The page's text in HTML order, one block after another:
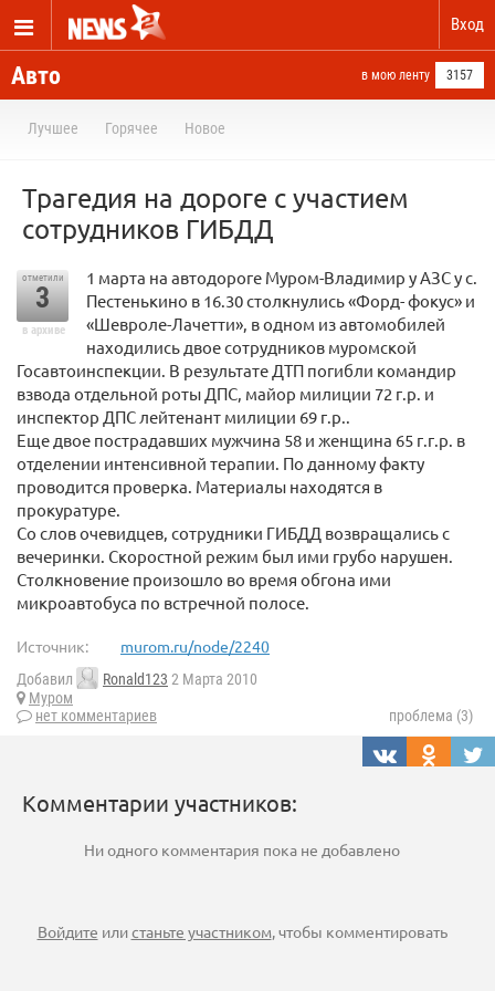
Вход
Авто в мою ленту 3157
Лучшее Горячее Новое
Трагедия на дороге с участием
сотрудников ГИБДД
отметили
3
в архиве
1 марта на автодороге Муром-Владимир у АЗС у с.
Пестенькино в 16.30 столкнулись «Форд- фокус» и
«Шевроле-Лачетти», в одном из автомобилей
находились двое сотрудников муромской
Госавтоинспекции. В результате ДТП погибли командир
взвода отдельной роты ДПС, майор милиции 72 г.р. и
инспектор ДПС лейтенант милиции 69 г.р..
Еще двое пострадавших мужчина 58 и женщина 65 г.г.р. в
отделении интенсивной терапии. По данному факту
проводится проверка. Материалы находятся в
прокуратуре.
Со слов очевидцев, сотрудники ГИБДД возвращались с
вечеринки. Скоростной режим был ими грубо нарушен.
Столкновение произошло во время обгона ими
микроавтобуса по встречной полосе.
Источник: murom.ru/node/2240
Добавил Ronald123 2 Марта 2010
Муром
нет комментариев
проблема (3)
Комментарии участников:
Ни одного комментария пока не добавлено
Войдите илистаньте участником, чтобы комментировать